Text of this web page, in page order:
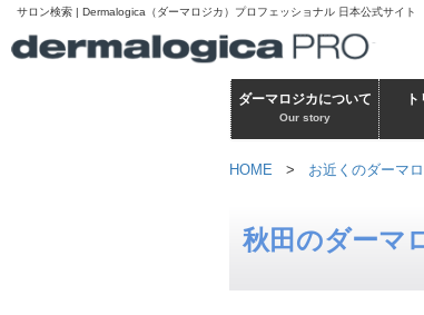
サロン検索 | Dermalogica（ダーマロジカ）プロフェッショナル 日本公式サイト
ダーマロジカについて
Our story
HOME > お近くのダーマ
秋田のダーマ